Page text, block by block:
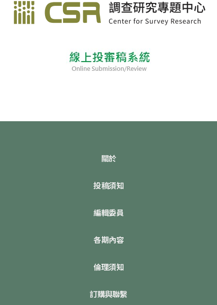
關於
投稿須知
編輯委員
各期內容
倫理須知
訂購與聯繫